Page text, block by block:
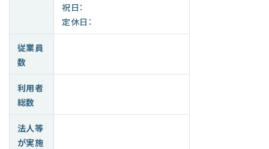
祝日：
定休日：
従業員
数
利用者
総数
法人等
が実施